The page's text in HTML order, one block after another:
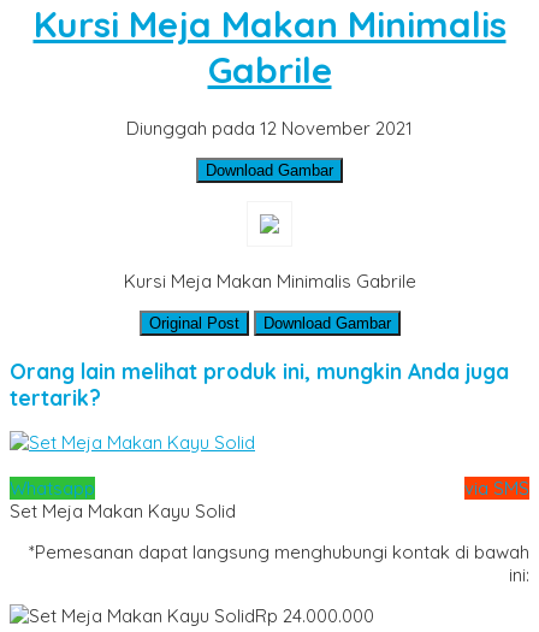
Kursi Meja Makan Minimalis
Gabrile
Diunggah pada 12 November 2021
Download Gambar
Kursi Meja Makan Minimalis Gabrile
Original Post Download Gambar
Orang lain melihat produk ini, mungkin Anda juga
tertarik?
Whatsapp
via SMS
Set Meja Makan Kayu Solid
*Pemesanan dapat langsung menghubungi kontak di bawah
ini:
Rp 24.000.000